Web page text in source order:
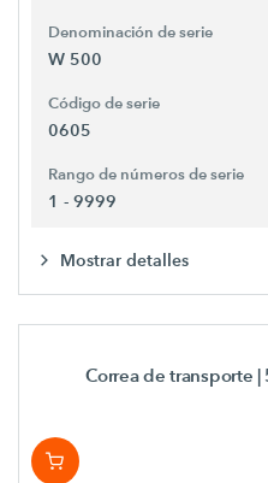
Denominación de serie
W 500
Código de serie
0605
Rango de números de serie
1 - 9999
Mostrar detalles
Correa de transporte |